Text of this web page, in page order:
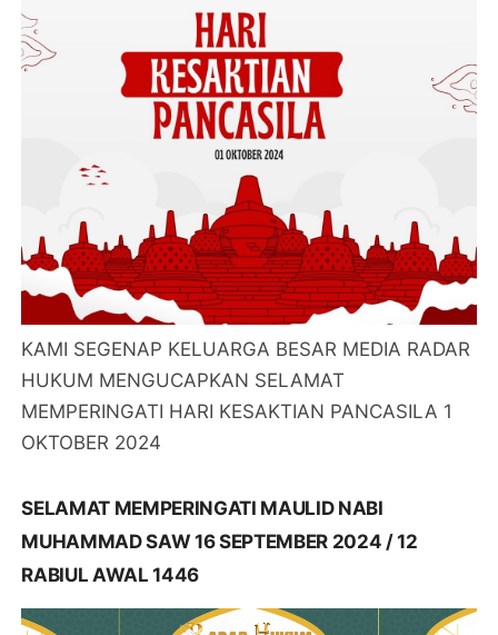
KAMI SEGENAP KELUARGA BESAR MEDIA RADAR
HUKUM MENGUCAPKAN SELAMAT
MEMPERINGATI HARI KESAKTIAN PANCASILA 1
OKTOBER 2024
SELAMAT MEMPERINGATI MAULID NABI
MUHAMMAD SAW 16 SEPTEMBER 2024 / 12
RABIUL AWAL 1446